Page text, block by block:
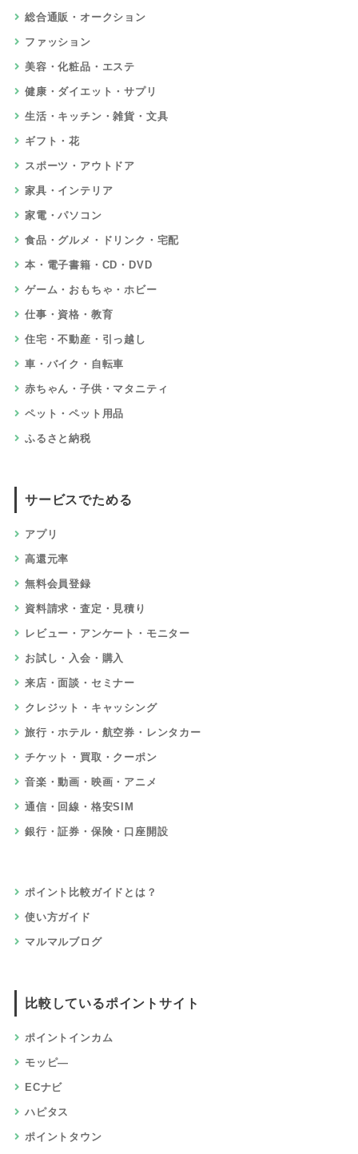
総合通販・オークション
ファッション
美容・化粧品・エステ
健康・ダイエット・サプリ
生活・キッチン・雑貨・文具
ギフト・花
スポーツ・アウトドア
家具・インテリア
家電・パソコン
食品・グルメ・ドリンク・宅配
本・電子書籍・CD・DVD
ゲーム・おもちゃ・ホビー
仕事・資格・教育
住宅・不動産・引っ越し
車・バイク・自転車
赤ちゃん・子供・マタニティ
ペット・ペット用品
ふるさと納税
サービスでためる
アプリ
高還元率
無料会員登録
資料請求・査定・見積り
レビュー・アンケート・モニター
お試し・入会・購入
来店・面談・セミナー
クレジット・キャッシング
旅行・ホテル・航空券・レンタカー
チケット・買取・クーポン
音楽・動画・映画・アニメ
通信・回線・格安SIM
銀行・証券・保険・口座開設
ポイント比較ガイドとは？
使い方ガイド
マルマルブログ
比較しているポイントサイト
ポイントインカム
モッピ―
ECナビ
ハピタス
ポイントタウン